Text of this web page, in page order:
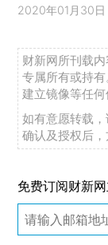
2020年01月30日
财新网所刊载
专属所有或持
建立镜像等任何
如有意愿转载
确认及授权后，
免费订阅财新